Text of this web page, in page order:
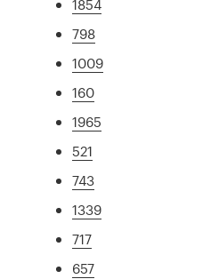
1854
798
1009
160
1965
521
743
1339
717
657